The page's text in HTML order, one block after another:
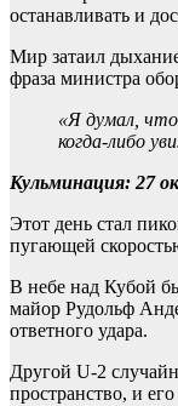
останавливать и
Мир затаил
фраза министра
«Я думал,
когда-либо
Кульминация: 27
Этот день стал
пугающей
В небе над Кубой
майор Рудольф
ответного удара.
Другой U-2
пространство, и